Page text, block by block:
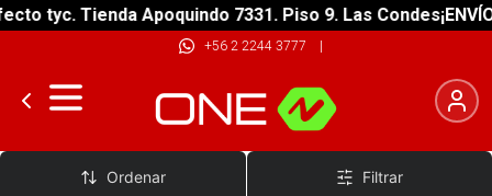
tyc. Tienda Apoquindo 7331. Piso 9. Las Condes
+56 2 2244 3777 |
Paletas
Ordenar Filtrar